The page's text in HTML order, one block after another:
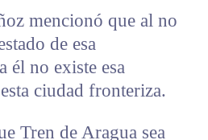
mencionó que al no
de esa
él no existe esa
ciudad fronteriza.
Tren de Aragua sea